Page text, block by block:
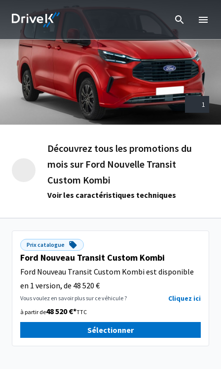
1
Découvrez tous les promotions du
mois sur Ford Nouvelle Transit
Custom Kombi
Voir les caractéristiques techniques
Prix catalogue
Ford Nouveau Transit Custom Kombi
Ford Nouveau Transit Custom Kombi est disponible
en 1 version, de 48 520 €
Vous voulez en savoir plus sur ce véhicule ? Cliquez ici
à partir de48 520 €*TTC
Sélectionner